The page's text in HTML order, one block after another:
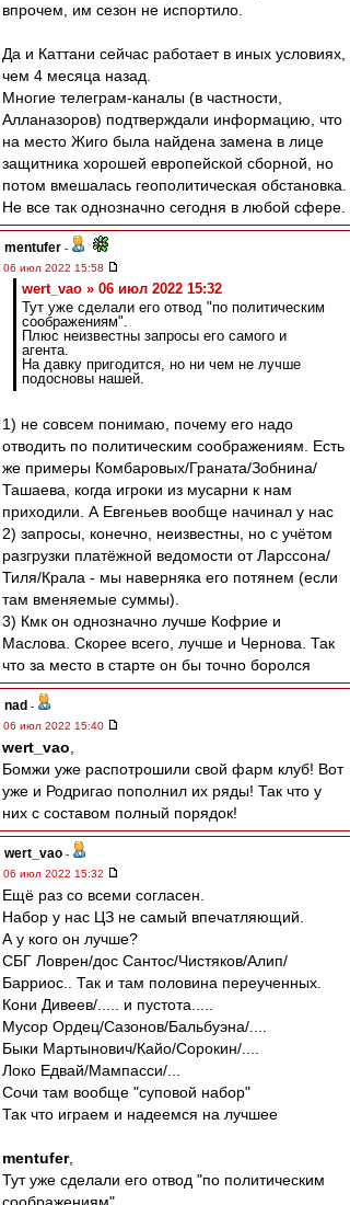
впрочем, им сезон не испортило.
Да и Каттани сейчас работает в иных условиях,
чем 4 месяца назад.
Многие телеграм-каналы (в частности,
Алланазоров) подтверждали информацию, что
на место Жиго была найдена замена в лице
защитника хорошей европейской сборной, но
потом вмешалась геополитическая обстановка.
Не все так однозначно сегодня в любой сфере.
mentufer -
06 июл 2022 15:58
wert_vao » 06 июл 2022 15:32
Тут уже сделали его отвод "по политическим
соображениям".
Плюс неизвестны запросы его самого и
агента.
На давку пригодится, но ни чем не лучше
подосновы нашей.
1) не совсем понимаю, почему его надо
отводить по политическим соображениям. Есть
же примеры Комбаровых/Граната/Зобнина/
Ташаева, когда игроки из мусарни к нам
приходили. А Евгеньев вообще начинал у нас
2) запросы, конечно, неизвестны, но с учётом
разгрузки платёжной ведомости от Ларссона/
Тиля/Крала - мы наверняка его потянем (если
там вменяемые суммы).
3) Кмк он однозначно лучше Кофрие и
Маслова. Скорее всего, лучше и Чернова. Так
что за место в старте он бы точно боролся
nad -
06 июл 2022 15:40
wert_vao
Бомжи уже распотрошили свой фарм клуб! Вот
уже и Родригао пополнил их ряды! Так что у
них с составом полный порядок!
wert_vao -
06 июл 2022 15:32
Ещё раз со всеми согласен.
Набор у нас ЦЗ не самый впечатляющий.
А у кого он лучше?
СБГ Ловрен/дос Сантос/Чистяков/Алип/
Барриос.. Так и там половина переученных.
Кони Дивеев/..... и пустота.....
Мусор Ордец/Сазонов/Бальбуэна/....
Быки Мартынович/Кайо/Сорокин/....
Локо Едвай/Мампасси/...
Сочи там вообще "суповой набор"
Так что играем и надеемся на лучшее
mentufer,
Тут уже сделали его отвод "по политическим